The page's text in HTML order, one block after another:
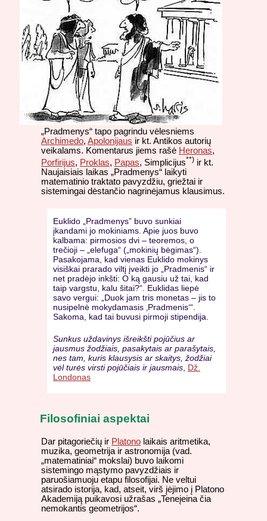
„Pradmenys“ tapo pagrindu vėlesniems
Archimedo, Apolonijaus ir kt. Antikos autorių
veikalams. Komentarus jiems rašė Heronas,
Porfirijus, Proklas, Papas, Simplicijus**) ir kt.
Naujaisiais laikas „Pradmenys“ laikyti
matematinio traktato pavyzdžiu, griežtai ir
sistemingai dėstančio nagrinėjamus klausimus.
Euklido „Pradmenys” buvo sunkiai
įkandami jo mokiniams. Apie juos buvo
kalbama: pirmosios dvi – teoremos, o
trečioji – „elefuga“ („mokinių bėgimas“).
Pasakojama, kad vienas Euklido mokinys
visiškai prarado viltį įveikti jo „Pradmenis“ ir
net pradėjo inkšti: O ką gausiu už tai, kad
taip vargstu, kalu šitai?“. Euklidas liepė
savo vergui: „Duok jam tris monetas – jis to
nusipelnė mokydamasis ‚Pradmenis‘“.
Sakoma, kad tai buvusi pirmoji stipendija.
Sunkus uždavinys išreikšti pojūčius ar
jausmus žodžiais, pasakytais ar parašytais,
nes tam, kuris klausysis ar skaitys, žodžiai
vėl turės virsti pojūčiais ir jausmais, Dž.
Londonas
Filosofiniai aspektai
Dar pitagoriečių ir Platono laikais aritmetika,
muzika, geometrija ir astronomija (vad.
„matematiniai“ mokslai) buvo laikomi
sistemingo mąstymo pavyzdžiais ir
paruošiamuoju etapu filosofijai. Ne veltui
atsirado istorija, kad, atseit, virš įėjimo į Platono
Akademiją puikavosi užrašas „Teneįeina čia
nemokantis geometrijos“.